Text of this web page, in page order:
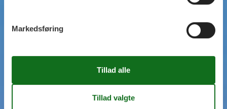
Markedsføring